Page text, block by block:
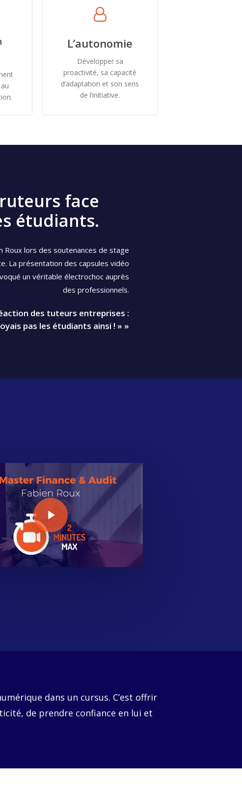
L’autonomie
Développer sa
proactivité, sa capacité
d’adaptation et son sens
de l’initiative.
face
étudiants.
Roux lors des soutenances de stage
La présentation des capsules vidéo
un véritable électrochoc auprès
des professionnels.
des tuteurs entreprises :
pas les étudiants ainsi ! » »
Play Video
dans un cursus. C’est offrir
de prendre confiance en lui et